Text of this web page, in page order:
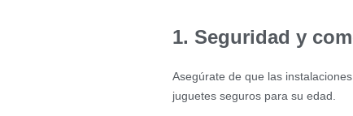
1. Seguridad y
Asegúrate de que las
juguetes seguros para su edad.